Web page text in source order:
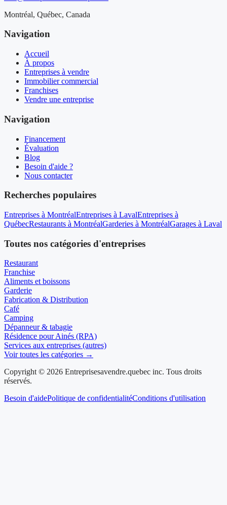
Montréal, Québec, Canada
Navigation
Accueil
À propos
Entreprises à vendre
Immobilier commercial
Franchises
Vendre une entreprise
Navigation
Financement
Évaluation
Blog
Besoin d'aide ?
Nous contacter
Recherches populaires
Entreprises à MontréalEntreprises à LavalEntreprises à
QuébecRestaurants à MontréalGarderies à MontréalGarages à Laval
Toutes nos catégories d'entreprises
Restaurant
Franchise
Aliments et boissons
Garderie
Fabrication & Distribution
Café
Camping
Dépanneur & tabagie
Résidence pour Ainés (RPA)
Services aux entreprises (autres)
Voir toutes les catégories →
Copyright © 2026 Entreprisesavendre.quebec inc. Tous droits
réservés.
Besoin d'aidePolitique de confidentialitéConditions d'utilisation